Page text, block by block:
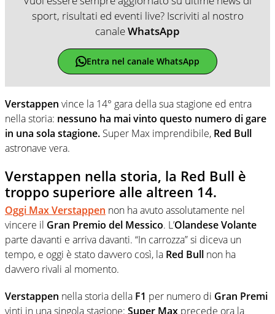
sport, risultati ed eventi live? Iscriviti al nostro
canaleWhatsApp
Entra nel canale WhatsApp
Verstappen vince la 14° gara della sua stagione ed entra
nella storia: nessuno ha mai vinto questo numero di gare
in una sola stagione. Super Max imprendibile, Red Bull
astronave vera.
Verstappen nella storia, la Red Bull è
troppo superiore alle altreen 14.
Oggi Max Verstappen non ha avuto assolutamente nel
vincere il Gran Premio del Messico. L’Olandese Volante
parte davanti e arriva davanti. “In carrozza” si diceva un
tempo, e oggi è stato davvero così, la Red Bull non ha
davvero rivali al momento.
Verstappen nella storia della F1 per numero di Gran Premi
vinti in una singola stagione: Super Max precede ora la